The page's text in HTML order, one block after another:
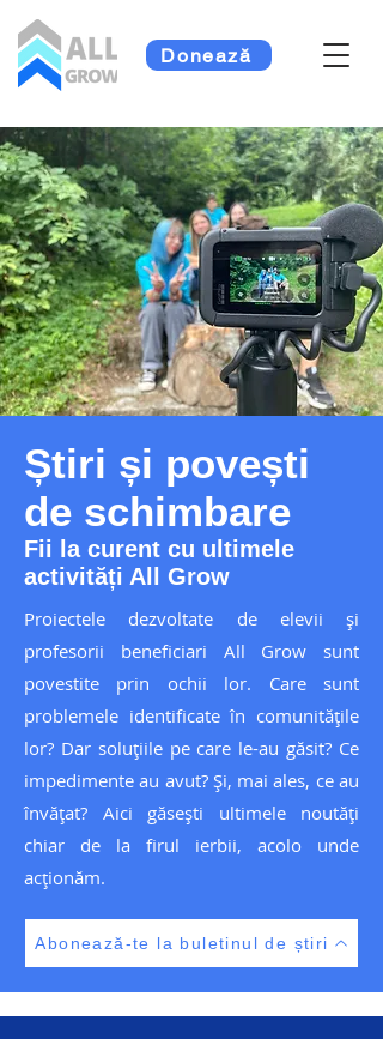
Donează
Știri și povești
de schimbare
Fii la curent cu ultimele
activități All Grow
Proiectele dezvoltate de elevii și
profesorii beneficiari All Grow sunt
povestite prin ochii lor. Care sunt
problemele identificate în comunitățile
lor? Dar soluțiile pe care le-au găsit? Ce
impedimente au avut? Și, mai ales, ce au
învățat? Aici găsești ultimele noutăți
chiar de la firul ierbii, acolo unde
acționăm.
Abonează-te la buletinul de știri